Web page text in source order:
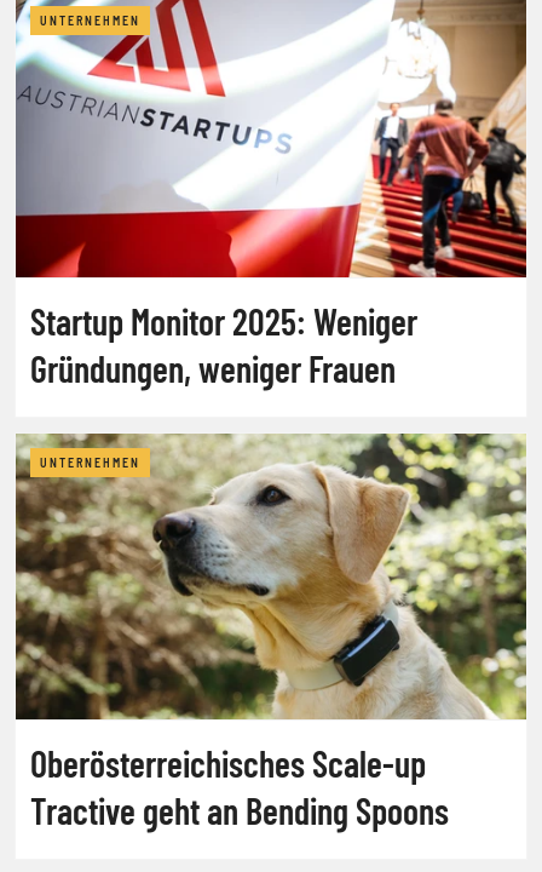
UNTERNEHMEN
Startup Monitor 2025: Weniger
Gründungen, weniger Frauen
UNTERNEHMEN
Oberösterreichisches Scale-up
Tractive geht an Bending Spoons